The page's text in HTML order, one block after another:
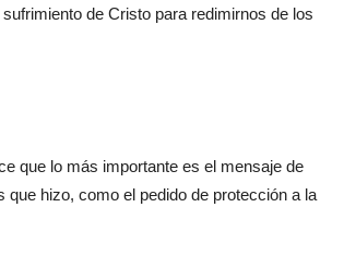
de Cristo para redimirnos de los
que lo más importante es el mensaje de
hizo, como el pedido de protección a la